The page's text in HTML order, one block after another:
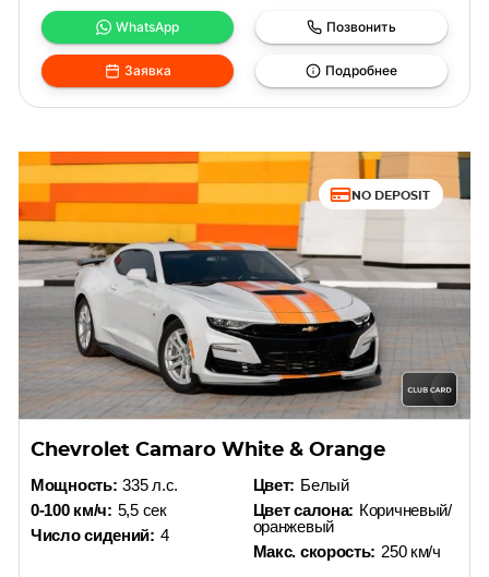
WhatsApp Позвонить
Заявка Подробнее
NO DEPOSIT
Chevrolet Camaro White & Orange
Мощность: 335 л.с.
0-100 км/ч: 5,5 сек
Число сидений: 4
Цвет: Белый
Цвет салона: Коричневый/
оранжевый
Макс. скорость: 250 км/ч